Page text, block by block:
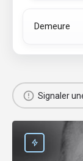
Demeure
Signaler